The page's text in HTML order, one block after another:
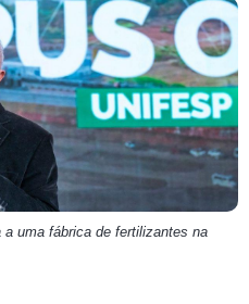
uma fábrica de fertilizantes na